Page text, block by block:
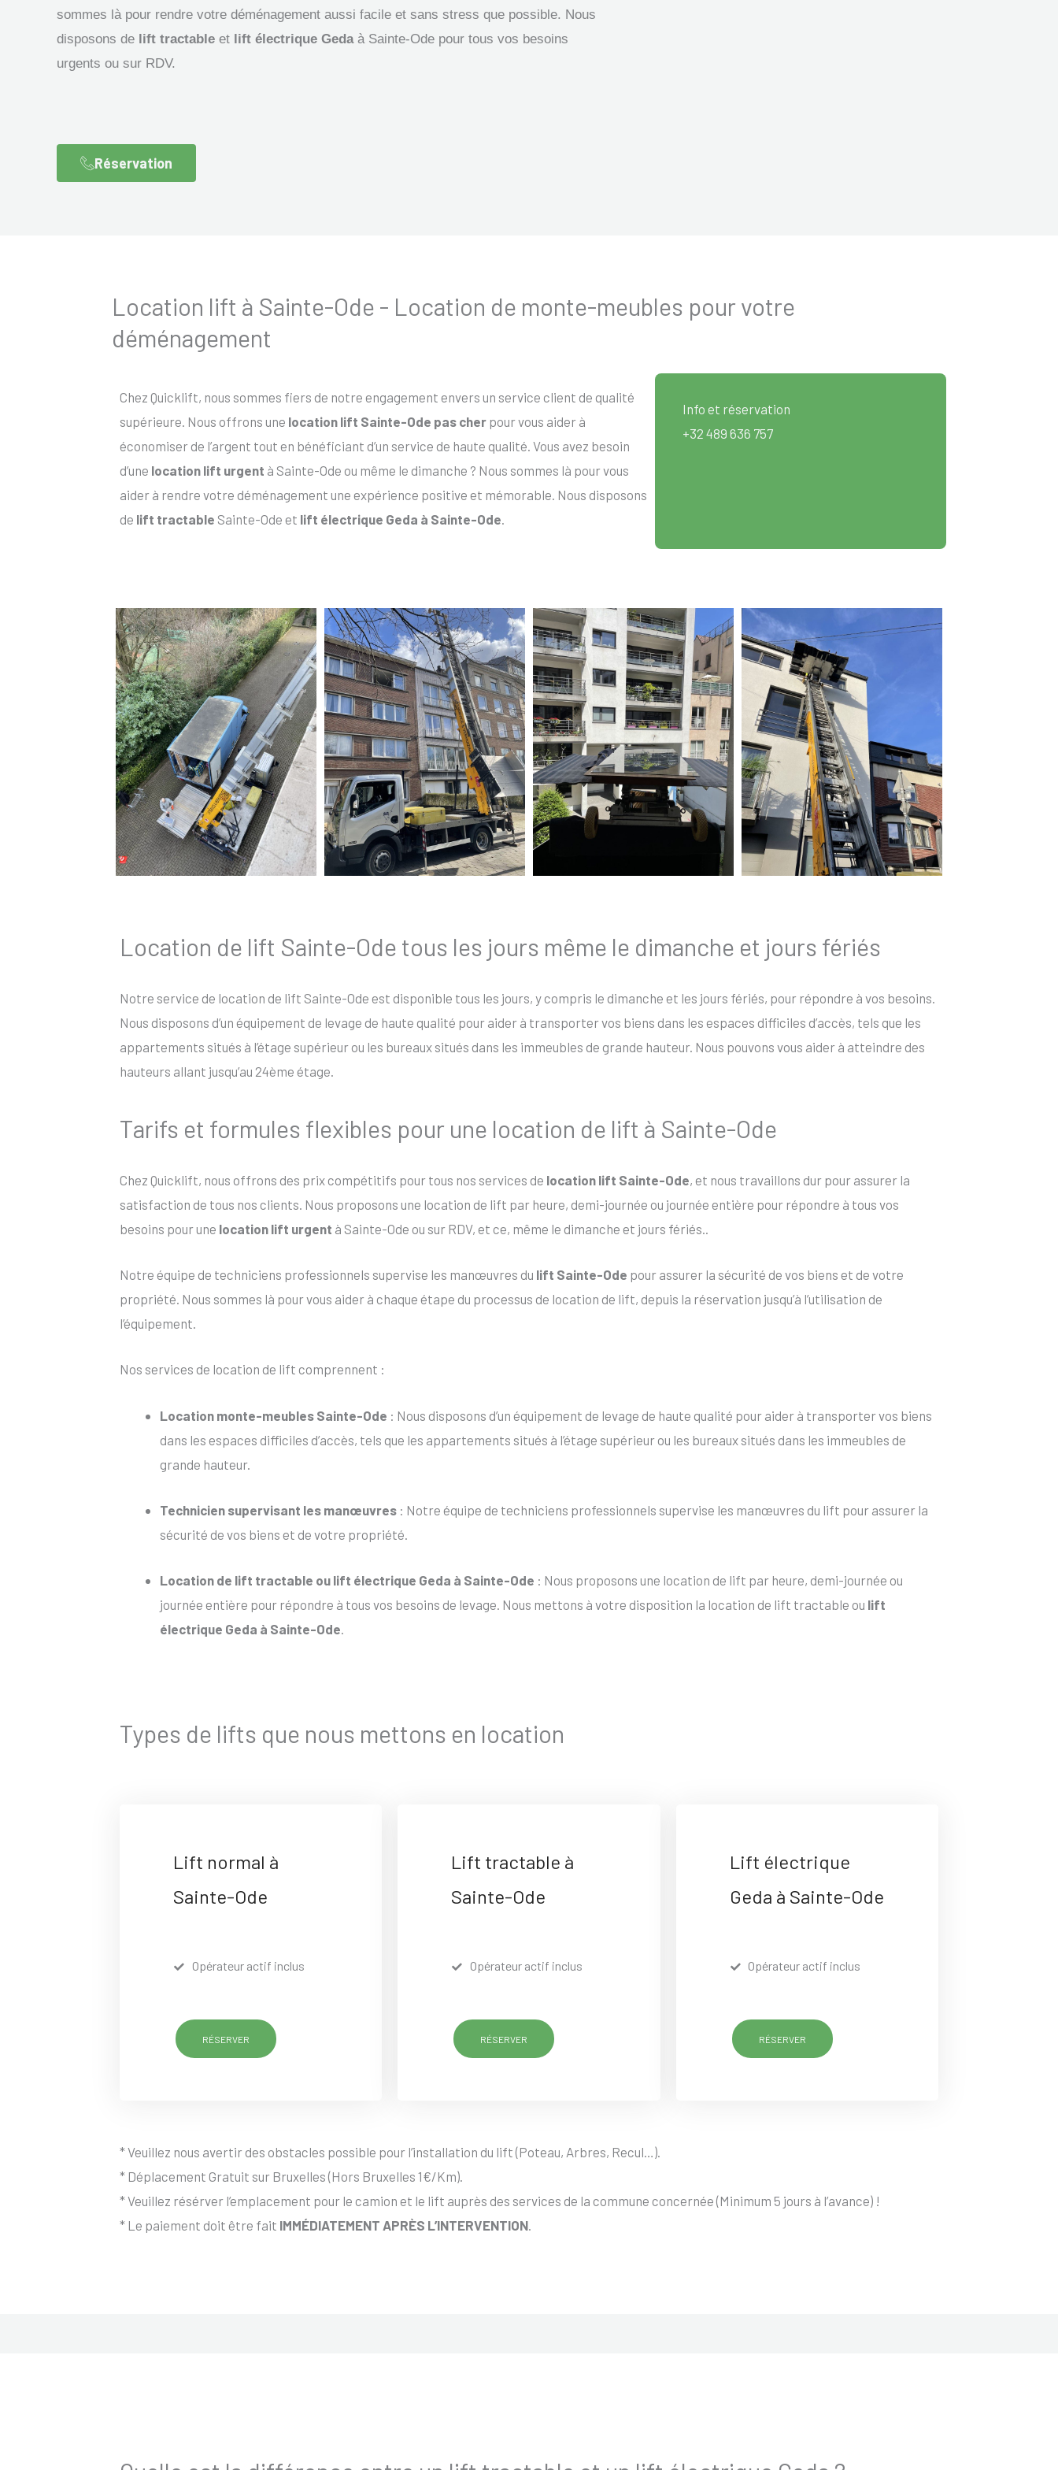
sommes là pour rendre votre déménagement aussi facile et sans stress que possible. Nous
disposons de lift tractable et lift électrique Gedaà Sainte-Ode pour tous vos besoins
urgents ou sur RDV.
Réservation
Location lift à Sainte-Ode - Location de monte-meubles pour votre
déménagement
Chez Quicklift, nous sommes fiers de notre engagement envers un service client de qualité
supérieure. Nous offrons une location lift Sainte-Ode pas cher pour vous aider à
économiser de l’argent tout en bénéficiant d’un service de haute qualité. Vous avez besoin
d’une location lift urgent à Sainte-Ode ou même le dimanche ? Nous sommes là pour vous
aider à rendre votre déménagement une expérience positive et mémorable. Nous disposons
de lift tractable Sainte-Ode et lift électrique Geda à Sainte-Ode
Info et réservation
+32 489 636 757
Location de lift Sainte-Ode tous les jours même le dimanche et jours fériés
Notre service de location de lift Sainte-Ode est disponible tous les jours, y compris le dimanche et les jours fériés, pour répondre à vos besoins.
Nous disposons d’un équipement de levage de haute qualité pour aider à transporter vos biens dans les espaces difficiles d’accès, tels que les
appartements situés à l’étage supérieur ou les bureaux situés dans les immeubles de grande hauteur. Nous pouvons vous aider à atteindre des
hauteurs allant jusqu’au 24ème étage.
Tarifs et formules flexibles pour une location de lift à Sainte-Ode
Chez Quicklift, nous offrons des prix compétitifs pour tous nos services de location lift Sainte-Ode, et nous travaillons dur pour assurer la
satisfaction de tous nos clients. Nous proposons une location de lift par heure, demi-journée ou journée entière pour répondre à tous vos
besoins pour une location lift urgent à Sainte-Ode ou sur RDV, et ce, même le dimanche et jours fériés..
Notre équipe de techniciens professionnels supervise les manœuvres du lift Sainte-Ode pour assurer la sécurité de vos biens et de votre
propriété. Nous sommes là pour vous aider à chaque étape du processus de location de lift, depuis la réservation jusqu’à l’utilisation de
l’équipement.
Nos services de location de lift comprennent :
Location monte-meubles Sainte-Ode : Nous disposons d’un équipement de levage de haute qualité pour aider à transporter vos biens
dans les espaces difficiles d’accès, tels que les appartements situés à l’étage supérieur ou les bureaux situés dans les immeubles de
grande hauteur.
Technicien supervisant les manœuvres : Notre équipe de techniciens professionnels supervise les manœuvres du lift pour assurer la
sécurité de vos biens et de votre propriété.
Location de lift tractable ou lift électrique Geda à Sainte-Ode : Nous proposons une location de lift par heure, demi-journée ou
journée entière pour répondre à tous vos besoins de levage. Nous mettons à votre disposition la location de lift tractable ou lift
électrique Geda à Sainte-Ode
Types de lifts que nous mettons en location
Lift normal à
Sainte-Ode
Opérateur actif inclus
RÉSERVER
Lift tractable à
Sainte-Ode
Opérateur actif inclus
RÉSERVER
Lift électrique
Geda à Sainte-Ode
Opérateur actif inclus
RÉSERVER
* Veuillez nous avertir des obstacles possible pour l’installation du lift (Poteau, Arbres, Recul…).
* Déplacement Gratuit sur Bruxelles (Hors Bruxelles 1€/Km).
* Veuillez résérver l’emplacement pour le camion et le lift auprès des services de la commune concernée (Minimum 5 jours à l’avance) !
* Le paiement doit être fait IMMÉDIATEMENT APRÈS L’INTERVENTION.